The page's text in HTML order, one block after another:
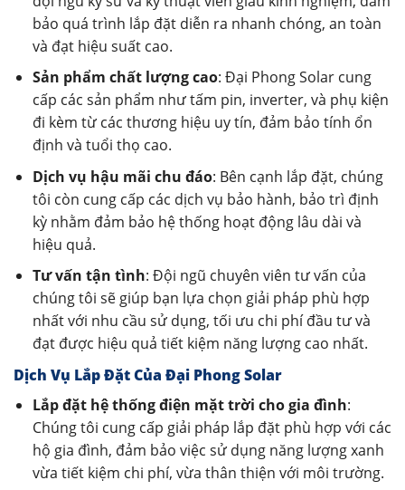
bảo quá trình lắp đặt diễn ra nhanh chóng, an toàn
và đạt hiệu suất cao.
Sản phẩm chất lượng cao: Đại Phong Solar cung
cấp các sản phẩm như tấm pin, inverter, và phụ kiện
đi kèm từ các thương hiệu uy tín, đảm bảo tính ổn
định và tuổi thọ cao.
Dịch vụ hậu mãi chu đáo: Bên cạnh lắp đặt, chúng
tôi còn cung cấp các dịch vụ bảo hành, bảo trì định
kỳ nhằm đảm bảo hệ thống hoạt động lâu dài và
hiệu quả.
Tư vấn tận tình: Đội ngũ chuyên viên tư vấn của
chúng tôi sẽ giúp bạn lựa chọn giải pháp phù hợp
nhất với nhu cầu sử dụng, tối ưu chi phí đầu tư và
đạt được hiệu quả tiết kiệm năng lượng cao nhất.
Dịch Vụ Lắp Đặt Của Đại Phong Solar
Lắp đặt hệ thống điện mặt trời cho gia đình:
Chúng tôi cung cấp giải pháp lắp đặt phù hợp với các
hộ gia đình, đảm bảo việc sử dụng năng lượng xanh
vừa tiết kiệm chi phí, vừa thân thiện với môi trường.